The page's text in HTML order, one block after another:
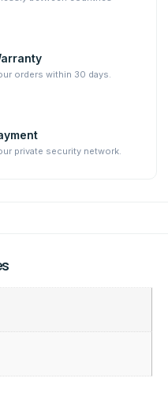
orders within 30 days.
private security network.